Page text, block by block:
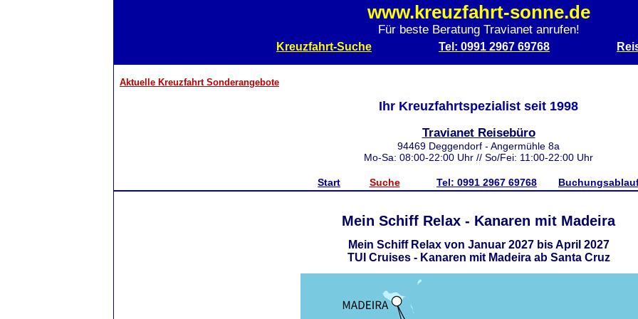
www.kreuzfahrt-sonne.de
Für beste Beratung Travianet anrufen!
Kreuzfahrt-Suche Tel: 0991 2967 69768
Aktuelle Kreuzfahrt Sonderangebote
Ihr Kreuzfahrtspezialist seit 1998
Travianet Reisebüro
94469 Deggendorf - Angermühle 8a
Mo-Sa: 08:00-22:00 Uhr // So/Fei: 11:00-22:00 Uhr
Start Suche Tel: 0991 2967 69768
Mein Schiff Relax - Kanaren mit Madeira
Mein Schiff Relax von Januar 2027 bis April 2027
TUI Cruises - Kanaren mit Madeira ab Santa Cruz